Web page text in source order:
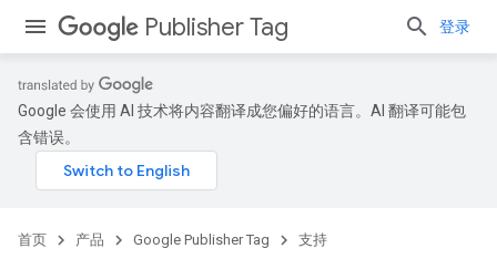
Publisher Tag 登录
Google 会使用 AI 技术将内容翻译成您偏好的语言。AI 翻译可能包
含错误。
首页 产品 Google Publisher Tag 支持